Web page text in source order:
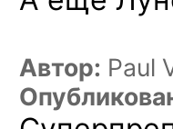
Автор: Paul